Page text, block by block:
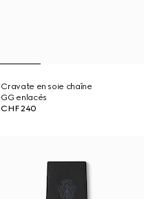
Cravate en soie chaîne
GG enlacés
CHF 240